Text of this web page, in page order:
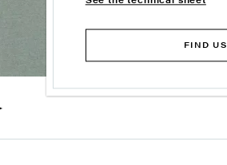
FIND US